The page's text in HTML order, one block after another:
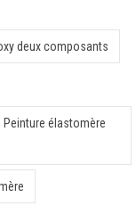
deux composants
Peinture élastomère